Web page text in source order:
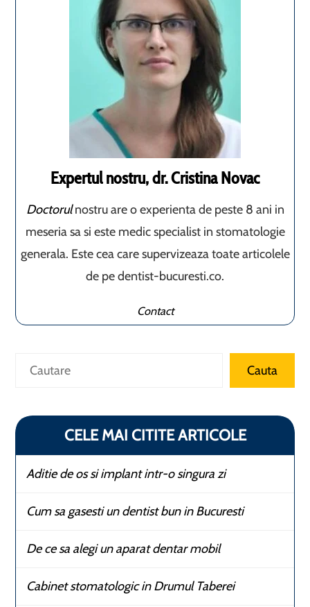
Expertul nostru, dr. Cristina Novac
Doctorulnostru are o experienta de peste 8 ani in
meseria sa si este medic specialist in stomatologie
generala. Este cea care supervizeaza toate articolele
de pe dentist-bucuresti.co.
Contact
Caută Cauta
CELE MAI CITITE ARTICOLE
Aditie de os si implant intr-o singura zi
Cum sa gasesti un dentist bun in Bucuresti
De ce sa alegi un aparat dentar mobil
Cabinet stomatologic in Drumul Taberei